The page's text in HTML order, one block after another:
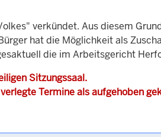
verkündet. Aus diesem
hat die Möglichkeit als
die im Arbeitsgericht
Sitzungssaal.
Termine als aufgehoben